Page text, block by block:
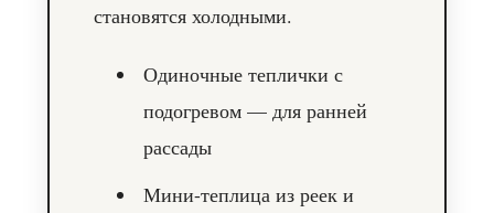
становятся холодными.
Одиночные теплички с
подогревом — для ранней
рассады
Мини-теплица из реек и